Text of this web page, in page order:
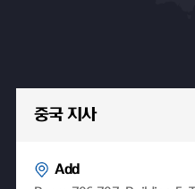
중국 지사
Add